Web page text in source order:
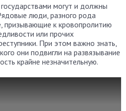
могут и должны
люди, разного рода
призывающие к кровопролитию
или прочих
При этом важно знать,
они подвигли на развязывание
крайне незначительную.